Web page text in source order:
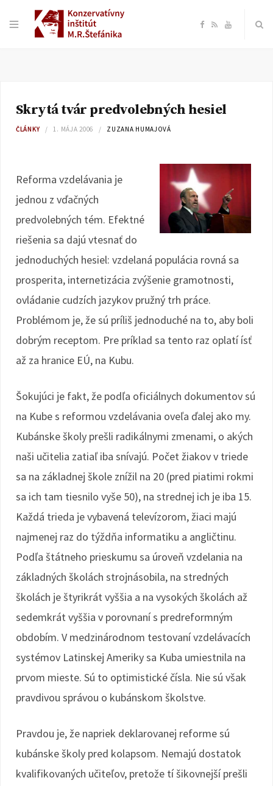
F
e
o
o
R Y
Skrytá tvár predvolebných hesiel
ČLÁNKY 1. MÁJA 2006 ZUZANA HUMAJOVÁ
Reforma vzdelávania je
jednou z vďačných
predvolebných tém. Efektné
riešenia sa dajú vtesnať do
jednoduchých hesiel: vzdelaná populácia rovná sa
prosperita, internetizácia zvýšenie gramotnosti,
ovládanie cudzích jazykov pružný trh práce.
Problémom je, že sú príliš jednoduché na to, aby boli
dobrým receptom. Pre príklad sa tento raz oplatí ísť
až za hranice EÚ, na Kubu.
Šokujúci je fakt, že podľa oficiálnych dokumentov sú
na Kube s reformou vzdelávania oveľa ďalej ako my.
Kubánske školy prešli radikálnymi zmenami, o akých
naši učitelia zatiaľ iba snívajú. Počet žiakov v triede
sa na základnej škole znížil na 20 (pred piatimi rokmi
sa ich tam tiesnilo vyše 50), na strednej ich je iba 15.
Každá trieda je vybavená televízorom, žiaci majú
najmenej raz do týždňa informatiku a angličtinu.
Podľa štátneho prieskumu sa úroveň vzdelania na
základných školách strojnásobila, na stredných
školách je štyrikrát vyššia a na vysokých školách až
sedemkrát vyššia v porovnaní s predreformným
obdobím. V medzinárodnom testovaní vzdelávacích
systémov Latinskej Ameriky sa Kuba umiestnila na
prvom mieste. Sú to optimistické čísla. Nie sú však
pravdivou správou o kubánskom školstve.
Pravdou je, že napriek deklarovanej reforme sú
kubánske školy pred kolapsom. Nemajú dostatok
kvalifikovaných učiteľov, pretože tí šikovnejší prešli